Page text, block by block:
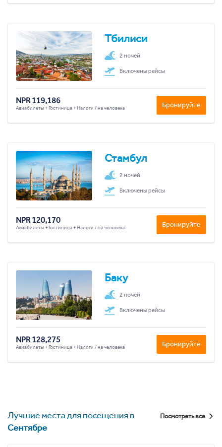
Тбилиси
2 ночей
Включены рейсы
NPR 119,186
Авиабилеты + Гостиница + Налоги / на человека Бронируйте
Стамбул
2 ночей
Включены рейсы
NPR 120,170
Авиабилеты + Гостиница + Налоги / на человека Бронируйте
Баку
2 ночей
Включены рейсы
NPR 128,275
Авиабилеты + Гостиница + Налоги / на человека Бронируйте
Лучшие места для посещения в
Сентябре
Посмотреть все